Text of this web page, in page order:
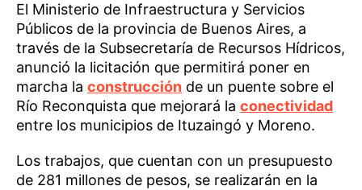
El Ministerio de Infraestructura y Servicios
Públicos de la provincia de Buenos Aires, a
través de la Subsecretaría de Recursos Hídricos,
anunció la licitación que permitirá poner en
marcha la construcción de un puente sobre el
Río Reconquista que mejorará la conectividad
entre los municipios de Ituzaingó y Moreno.
Los trabajos, que cuentan con un presupuesto
de 281 millones de pesos, se realizarán en la